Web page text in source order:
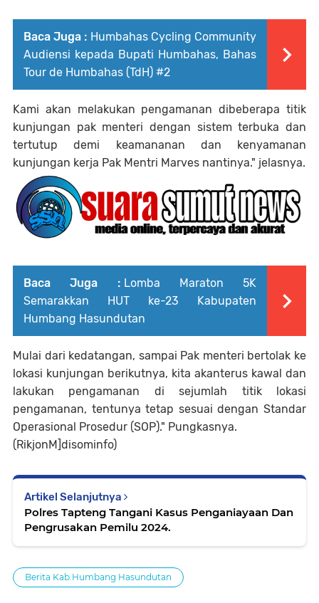
Baca Juga : Humbahas Cycling Community
Audiensi kepada Bupati Humbahas, Bahas
Tour de Humbahas (TdH) #2
Kami akan melakukan pengamanan dibeberapa titik
kunjungan pak menteri dengan sistem terbuka dan
tertutup demi keamananan dan kenyamanan
kunjungan kerja Pak Mentri Marves nantinya." jelasnya.
Baca Juga : Lomba Maraton 5K
Semarakkan HUT ke-23 Kabupaten
Humbang Hasundutan
Mulai dari kedatangan, sampai Pak menteri bertolak ke
lokasi kunjungan berikutnya, kita akanterus kawal dan
lakukan pengamanan di sejumlah titik lokasi
pengamanan, tentunya tetap sesuai dengan Standar
Operasional Prosedur (SOP)." Pungkasnya.
(RikjonM]disominfo)
Artikel Selanjutnya
Polres Tapteng Tangani Kasus Penganiayaan Dan
Pengrusakan Pemilu 2024.
Berita Kab.Humbang Hasundutan